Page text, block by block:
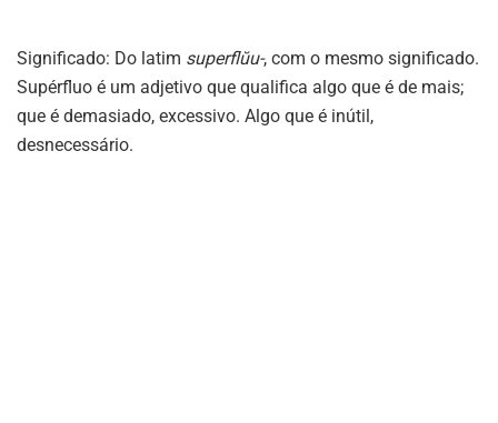
Significado: Do latim superflŭu-, com o mesmo significado.
Supérfluo é um adjetivo que qualifica algo que é de mais;
que é demasiado, excessivo. Algo que é inútil,
desnecessário.